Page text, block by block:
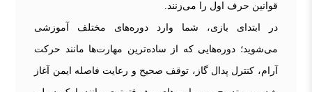
قوانین حرف اول را می‌زنند.
در ابتدای بازی، شما وارد دوره‌های مختلف آموزشی
می‌شوید؛ دوره‌هایی که از ساده‌ترین مهارت‌ها مانند حرکت
آرام، کنترل پدال گاز، توقف صحیح و رعایت فاصله ایمن آغاز